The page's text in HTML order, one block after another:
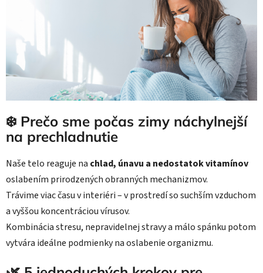
❄️ Prečo sme počas zimy náchylnejší
na prechladnutie
Naše telo reaguje na chlad, únavu a nedostatok vitamínov
oslabením prirodzených obranných mechanizmov.
Trávime viac času v interiéri – v prostredí so suchším vzduchom
a vyššou koncentráciou vírusov.
Kombinácia stresu, nepravidelnej stravy a málo spánku potom
vytvára ideálne podmienky na oslabenie organizmu.